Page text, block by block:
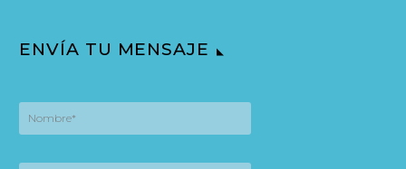
ENVÍA TU MENSAJE